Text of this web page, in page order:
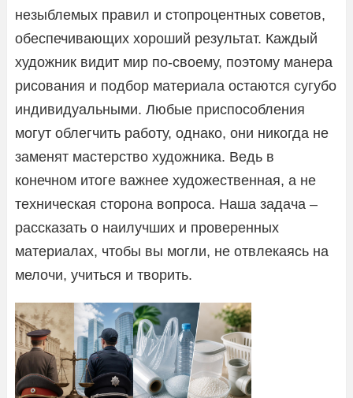
незыблемых правил и стопроцентных советов,
обеспечивающих хороший результат. Каждый
художник видит мир по-своему, поэтому манера
рисования и подбор материала остаются сугубо
индивидуальными. Любые приспособления
могут облегчить работу, однако, они никогда не
заменят мастерство художника. Ведь в
конечном итоге важнее художественная, а не
техническая сторона вопроса. Наша задача –
рассказать о наилучших и проверенных
материалах, чтобы вы могли, не отвлекаясь на
мелочи, учиться и творить.